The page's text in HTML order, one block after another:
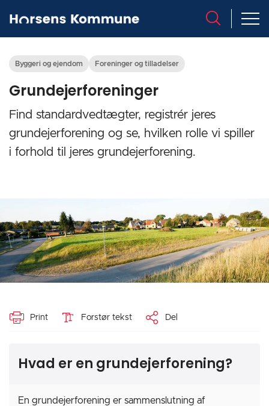
Byggeri og ejendom Foreninger og tilladelser
Grundejerforeninger
Find standardvedtægter, registrér jeres
grundejerforening og se, hvilken rolle vi spiller
i forhold til jeres grundejerforening.
Print Forstør tekst Del
Hvad er en grundejerforening?
En grundejerforening er sammenslutning af